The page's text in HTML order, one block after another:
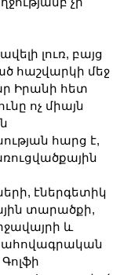
լուռ, բայց
հաշվարկի մեջ
Իրանի հետ
ոչ միայն
հարց է,
էներգետիկ
տարածքի,
և